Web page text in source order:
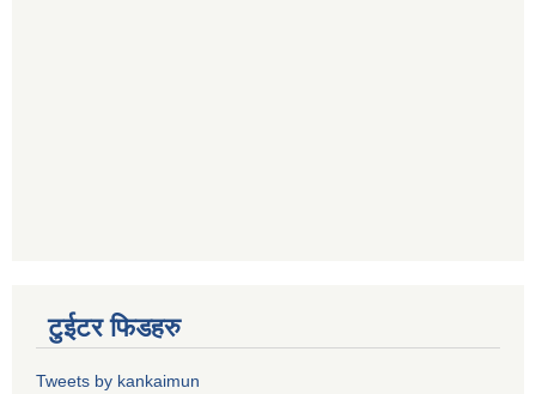
टुईटर फिडहरु
Tweets by kankaimun